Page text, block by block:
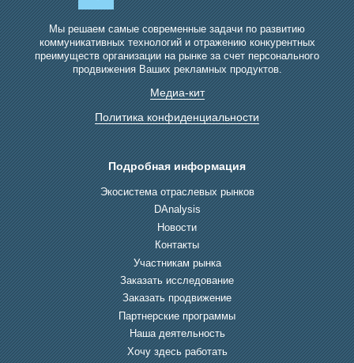
Мы решаем самые современные задачи по развитию
коммуникативных технологий и отражению конкурентных
преимуществ организации на рынке за счет персонального
продвижения Ваших рекламных продуктов.
Медиа-кит
Политика конфиденциальности
Подробная информация
Экосистема отраслевых рынков
DAnalysis
Новости
Контакты
Участникам рынка
Заказать исследование
Заказать продвижение
Партнерские программы
Наша деятельность
Хочу здесь работать